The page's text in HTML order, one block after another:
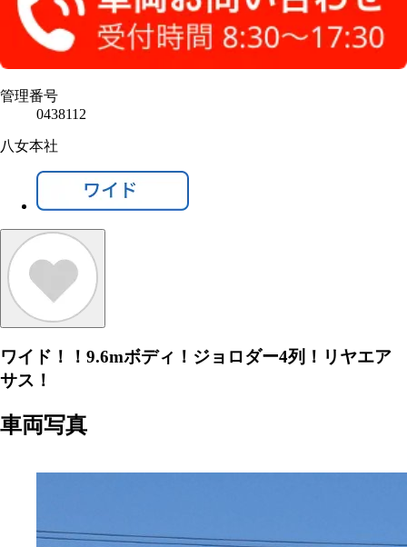
管理番号
0438112
八女本社
ワイド！！9.6mボディ！ジョロダー4列！リヤエア
サス！
車両写真